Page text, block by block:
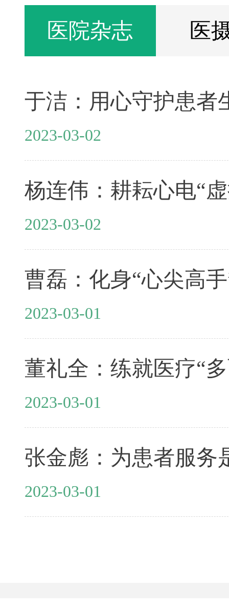
医院杂志 医
于洁：用心守护患者
2023-03-02
杨连伟：耕耘心电“
2023-03-02
曹磊：化身“心尖高
2023-03-01
董礼全：练就医疗“
2023-03-01
张金彪：为患者服务
2023-03-01